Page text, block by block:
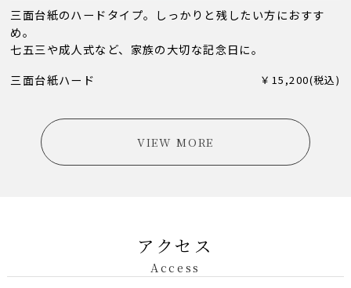
三面台紙のハードタイプ。しっかりと残したい方におすす
め。
七五三や成人式など、家族の大切な記念日に。
三面台紙ハード ￥15,200(税込)
VIEW MORE
アクセス
Access